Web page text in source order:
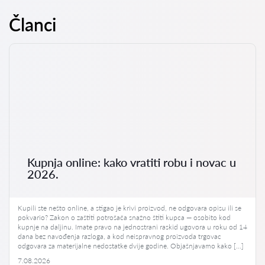
specifičnostima slučaja i željama klijenta.
Članci
Kupnja online: kako vratiti robu i novac u
2026.
Kupili ste nešto online, a stigao je krivi proizvod, ne odgovara opisu ili se
pokvario? Zakon o zaštiti potrošača snažno štiti kupca — osobito kod
kupnje na daljinu. Imate pravo na jednostrani raskid ugovora u roku od 14
dana bez navođenja razloga, a kod neispravnog proizvoda trgovac
odgovara za materijalne nedostatke dvije godine. Objašnjavamo kako […]
7.08.2026